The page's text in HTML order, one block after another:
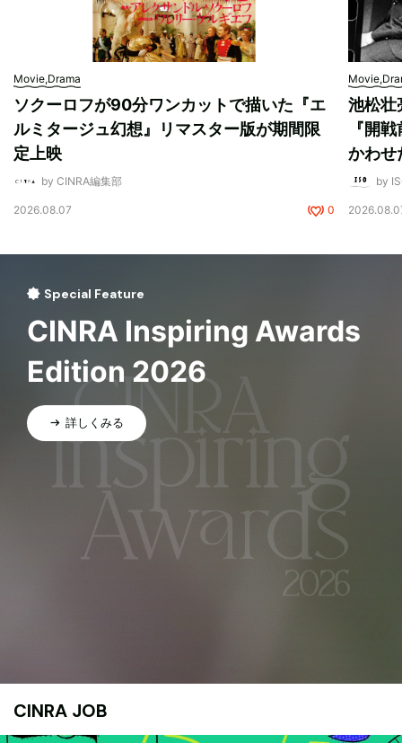
Movie,Drama
ソクーロフが90分ワンカットで描いた『エ
ルミタージュ幻想』リマスター版が期間限
定上映
by CINRA編集部
2026.08.07 0
池松壮
『開
かわせ
by
Special Feature
CINRA Inspiring Awards
Edition 2026
詳しくみる
CINRA JOB